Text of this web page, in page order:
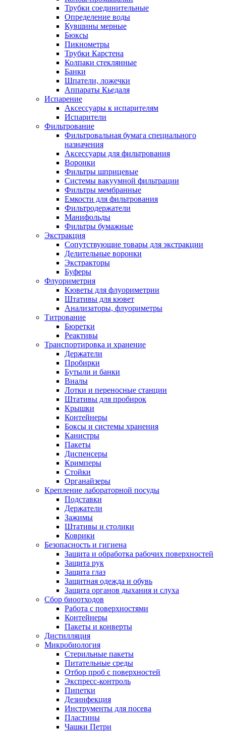
Трубки соединительные
Определение воды
Кувшины мерные
Бюксы
Пикнометры
Трубки Карстена
Колпаки стеклянные
Банки
Шпатели, ложечки
Аппараты Кьедаля
Испарение
Аксессуары к испарителям
Испарители
Фильтрование
Фильтровальная бумага специального
назначения
Аксессуары для фильтрования
Воронки
Фильтры шприцевые
Системы вакуумной фильтрации
Фильтры мембранные
Емкости для фильтрования
Фильтродержатели
Манифольды
Фильтры бумажные
Экстракция
Сопутствующие товары для экстракции
Делительные воронки
Экстракторы
Буферы
Флуориметрия
Кюветы для флуориметрии
Штативы для кювет
Анализаторы, флуориметры
Титрование
Бюретки
Реактивы
Транспортировка и хранение
Держатели
Пробирки
Бутыли и банки
Виалы
Лотки и переносные станции
Штативы для пробирок
Крышки
Контейнеры
Боксы и системы хранения
Канистры
Пакеты
Диспенсеры
Кримперы
Стойки
Органайзеры
Крепление лабораторной посуды
Подставки
Держатели
Зажимы
Штативы и столики
Коврики
Безопасность и гигиена
Защита и обработка рабочих поверхностей
Защита рук
Защита глаз
Защитная одежда и обувь
Защита органов дыхания и слуха
Сбор биоотходов
Работа с поверхностями
Контейнеры
Пакеты и конверты
Дистилляция
Микробиология
Стерильные пакеты
Питательные среды
Отбор проб с поверхностей
Экспресс-контроль
Пипетки
Дезинфекция
Инструменты для посева
Пластины
Чашки Петри